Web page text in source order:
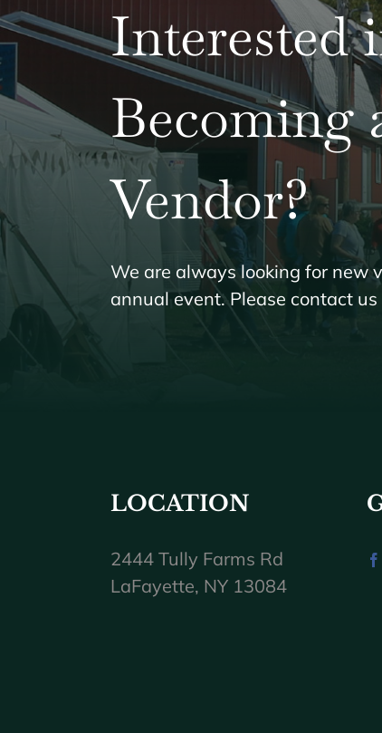
Interested
Becoming
Vendor?
We are always looking for new
annual event. Please contact
LOCATION
2444 Tully Farms Rd
LaFayette, NY 13084